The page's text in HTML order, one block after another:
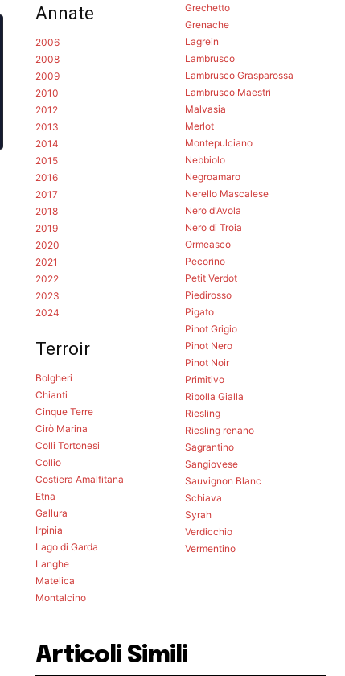
Annate
2006
2008
2009
2010
2012
2013
2014
2015
2016
2017
2018
2019
2020
2021
2022
2023
2024
Terroir
Bolgheri
Chianti
Cinque Terre
Cirò Marina
Colli Tortonesi
Collio
Costiera Amalfitana
Etna
Gallura
Irpinia
Lago di Garda
Langhe
Matelica
Montalcino
Grechetto
Grenache
Lagrein
Lambrusco
Lambrusco Grasparossa
Lambrusco Maestri
Malvasia
Merlot
Montepulciano
Nebbiolo
Negroamaro
Nerello Mascalese
Nero d'Avola
Nero di Troia
Ormeasco
Pecorino
Petit Verdot
Piedirosso
Pigato
Pinot Grigio
Pinot Nero
Pinot Noir
Primitivo
Ribolla Gialla
Riesling
Riesling renano
Sagrantino
Sangiovese
Sauvignon Blanc
Schiava
Syrah
Verdicchio
Vermentino
Articoli Simili